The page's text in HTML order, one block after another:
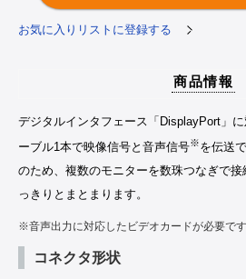
お気に入りリストに登録する
商品情報
デジタルインタフェース「DisplayPort」
ーブル1本で映像信号と音声信号※を伝送
のため、複数のモニターを数珠つなぎで
っきりとまとまります。
※音声出力に対応したビデオカードが必要です
コネクタ形状